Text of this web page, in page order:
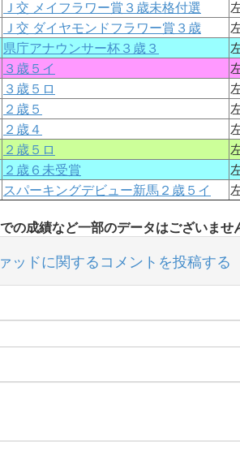
Ｊ交 メイフラワー賞３歳未格付選
Ｊ交 ダイヤモンドフラワー賞３歳
県庁アナウンサー杯３歳３
３歳５イ
３歳５ロ
２歳５
２歳４
２歳５ロ
２歳６未受賞
スパーキングデビュー新馬２歳５イ
の成績など一部のデータはございませ
ッドに関するコメントを投稿する